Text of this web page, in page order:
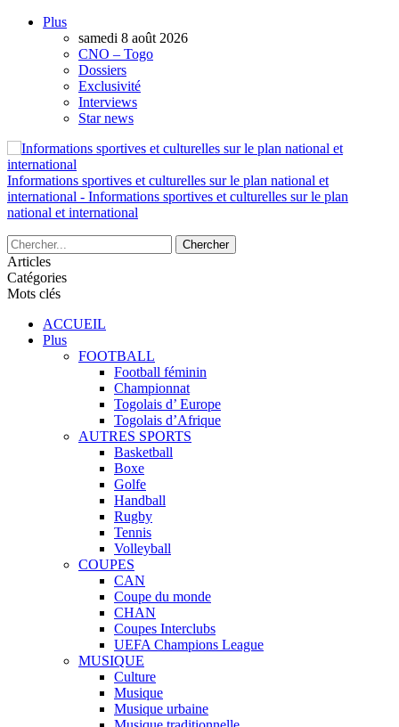
Plus
samedi 8 août 2026
CNO – Togo
Dossiers
Exclusivité
Interviews
Star news
Informations sportives et culturelles sur le plan national et
international - Informations sportives et culturelles sur le plan
national et international
Articles
Catégories
Mots clés
ACCUEIL
Plus
FOOTBALL
Football féminin
Championnat
Togolais d’ Europe
Togolais d’Afrique
AUTRES SPORTS
Basketball
Boxe
Golfe
Handball
Rugby
Tennis
Volleyball
COUPES
CAN
Coupe du monde
CHAN
Coupes Interclubs
UEFA Champions League
MUSIQUE
Culture
Musique
Musique urbaine
AUTORISATION DE LA HAAC